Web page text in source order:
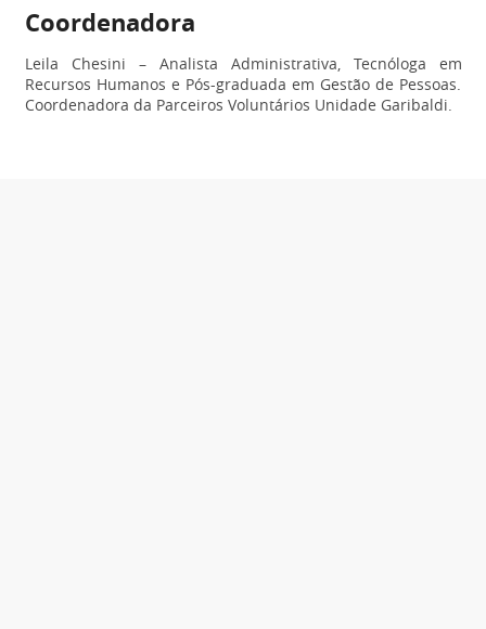
Coordenadora
Leila Chesini – Analista Administrativa, Tecnóloga em
Recursos Humanos e Pós-graduada em Gestão de Pessoas.
Coordenadora da Parceiros Voluntários Unidade Garibaldi.